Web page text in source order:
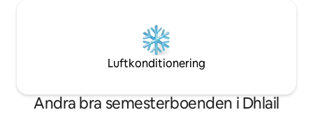
Luftkonditionering
Andra bra semesterboenden i Dhlail